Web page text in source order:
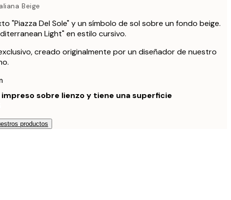
Beige
"Piazza Del Sole" y un símbolo de sol sobre un fondo beige.
Light" en estilo cursivo.
creado originalmente por un diseñador de nuestro
sobre lienzo y tiene una superficie
productos